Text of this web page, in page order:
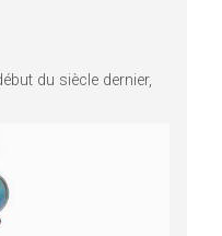
du siècle dernier,